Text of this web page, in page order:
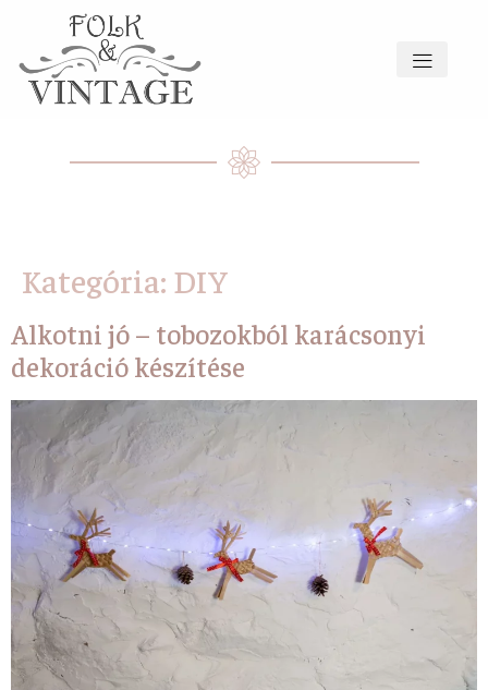
Kategória: DIY
Alkotni jó – tobozokból karácsonyi
dekoráció készítése